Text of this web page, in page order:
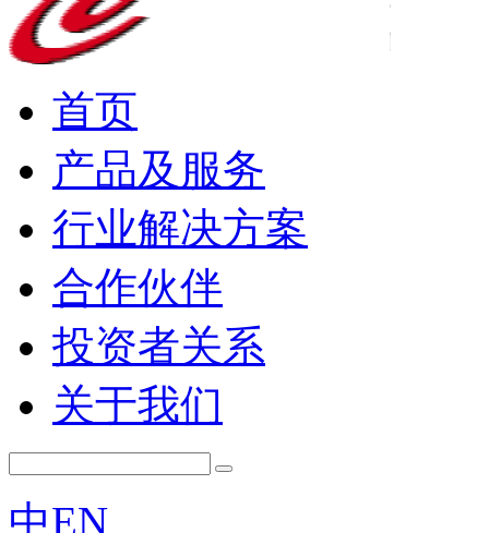
首页
产品及服务
行业解决方案
合作伙伴
投资者关系
关于我们
中EN